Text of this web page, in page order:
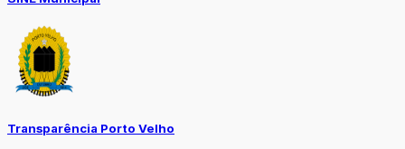
Transparência Porto Velho